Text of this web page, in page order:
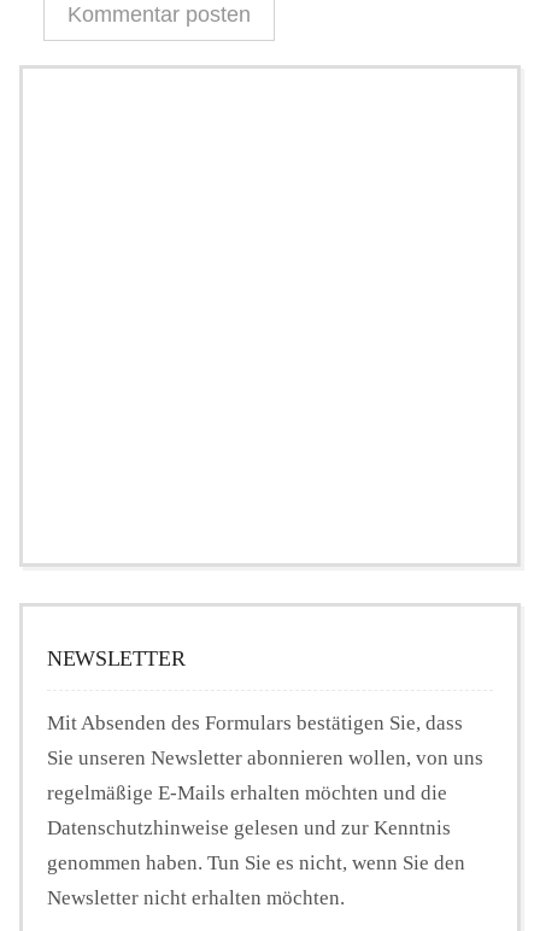
NEWSLETTER
Mit Absenden des Formulars bestätigen Sie, dass
Sie unseren Newsletter abonnieren wollen, von uns
regelmäßige E-Mails erhalten möchten und die
Datenschutzhinweise gelesen und zur Kenntnis
genommen haben. Tun Sie es nicht, wenn Sie den
Newsletter nicht erhalten möchten.